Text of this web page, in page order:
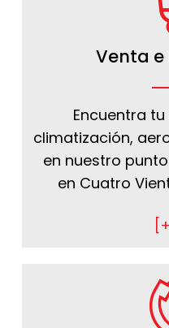
Venta
Encuentra
climatización,
en nuestro
en Cuatro